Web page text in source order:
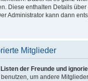
Diese enthalten Details über
Administrator kann dann
Mitglieder
der Freunde und
um andere